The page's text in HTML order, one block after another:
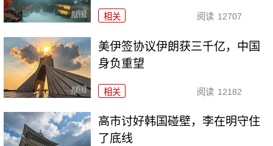
相关 阅读 12707
美伊签协议伊朗获三千亿，中国
身负重望
相关 阅读 12182
高市讨好韩国碰壁，李在明守住
了底线